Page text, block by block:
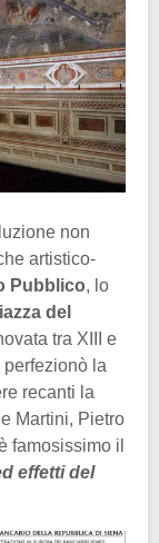
non
artistico-
Pubblico, lo
del
tra XIII e
perfezionò la
recanti la
Martini, Pietro
famosissimo il
effetti del